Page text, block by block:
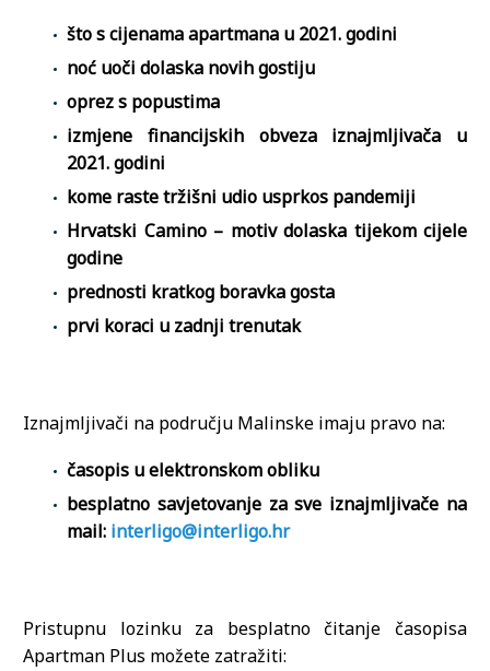
što s cijenama apartmana u 2021. godini
noć uoči dolaska novih gostiju
oprez s popustima
izmjene financijskih obveza iznajmljivača u
2021. godini
kome raste tržišni udio usprkos pandemiji
Hrvatski Camino – motiv dolaska tijekom cijele
godine
prednosti kratkog boravka gosta
prvi koraci u zadnji trenutak
Iznajmljivači na području Malinske imaju pravo na:
časopis u elektronskom obliku
besplatno savjetovanje za sve iznajmljivače na
mail: interligo@interligo.hr
Pristupnu lozinku za besplatno čitanje časopisa
Apartman Plus možete zatražiti: